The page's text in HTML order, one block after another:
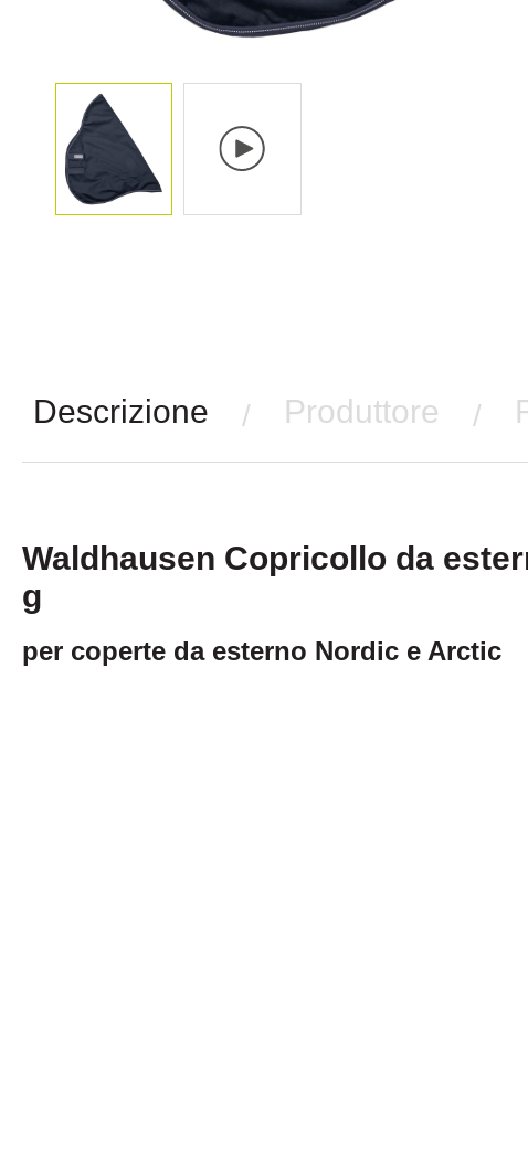
Descrizione / Produttore /
Waldhausen Copricollo da
g
per coperte da esterno Nordic e Arctic